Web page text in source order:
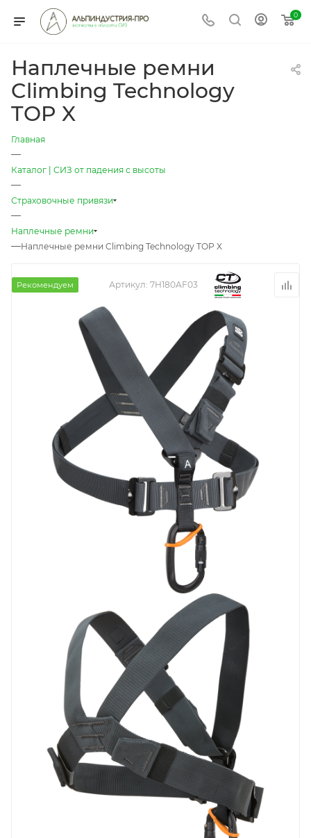
0
Наплечные ремни
Climbing Technology
TOP X
Главная
—
Каталог | СИЗ от падения с высоты
—
Страховочные привязи
—
Наплечные ремни
—Наплечные ремни Climbing Technology TOP X
Рекомендуем Артикул: 7H180AF03